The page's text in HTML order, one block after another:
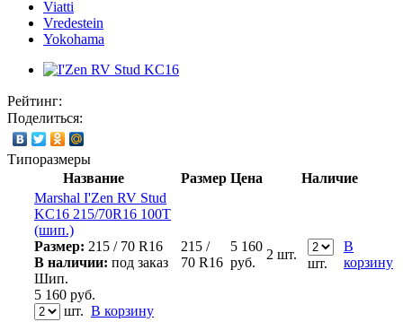
Viatti
Vredestein
Yokohama
Рейтинг:
Поделиться:
Типоразмеры
Название
Размер Цена Наличие
Marshal I'Zen RV Stud
KC16 215/70R16 100T
(шип.)
Размер: 215 / 70 R16
В наличии: под заказ
Шип.
5 160 руб.
шт. В корзину
215 /
70 R16
5 160
руб.
2 шт.
шт.
В
корзину